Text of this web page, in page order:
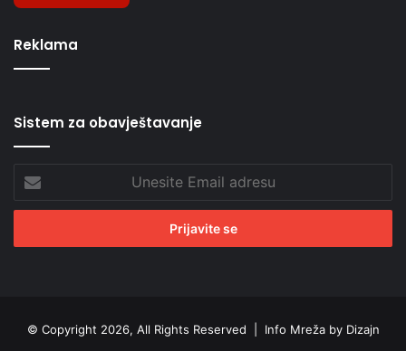
Reklama
Sistem za obavještavanje
Email
adresu
© Copyright 2026, All Rights Reserved | Info Mreža by Dizajn